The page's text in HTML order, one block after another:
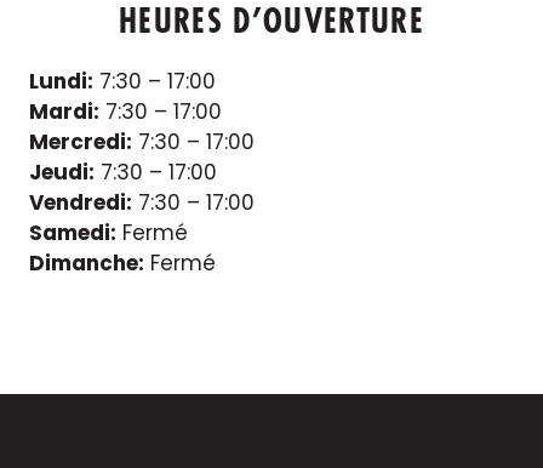
HEURES D’OUVERTURE
Lundi: 7:30 – 17:00
Mardi: 7:30 – 17:00
Mercredi: 7:30 – 17:00
Jeudi: 7:30 – 17:00
Vendredi: 7:30 – 17:00
Samedi: Fermé
Dimanche: Fermé